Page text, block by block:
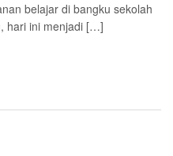
belajar di bangku sekolah
hari ini menjadi […]